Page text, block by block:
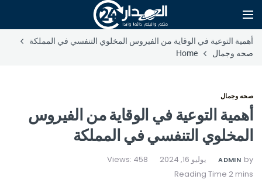
أهمية التوعية في الوقاية من الفيروس المخلوي التنفسي في المملكة
صحه وجمال
Home
صحه وجمال
أهمية التوعية في الوقاية من الفيروس
المخلوي التنفسي في المملكة
by
ADMIN يوليو 16, 2024 Views: 458